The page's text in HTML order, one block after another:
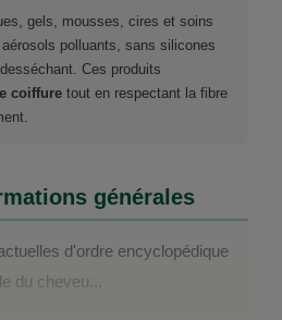
gels, mousses, cires et soins
polluants, sans silicones
Ces produits
coiffure tout en respectant la fibre
générales
d'ordre encyclopédique
du cheveu...